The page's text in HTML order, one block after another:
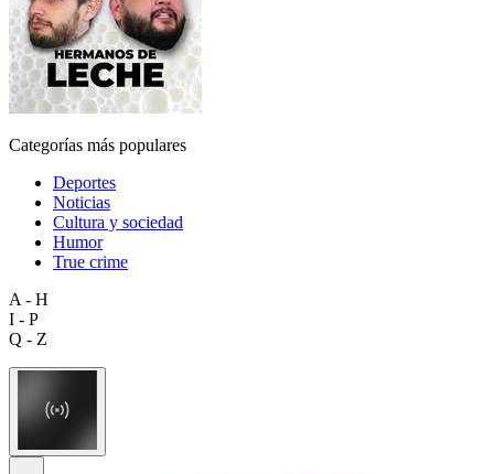
Categorías más populares
Deportes
Noticias
Cultura y sociedad
Humor
True crime
A - H
I - P
Q - Z